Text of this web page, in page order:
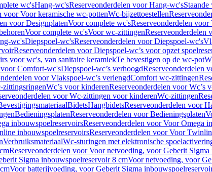
wc'sHang-wc'sReserveonderdelen voor Hang-wc'sStaande
voor Voor keramische wc-pottenWc-bijzettoestellen
voor DesignplatenVoor complete wc'sReserveonderdelen
Voor complete wc'sVoor wc-zittingenReserveonderdelen
wc'sDiepspoel-wc'sReserveonderdelen voor Diepspoel-wc's
Reserveonderdelen voor Diepspoel-wc’s voor opzet
voor wc's, van sanitaire keramiekTe bevestigen op de wc-pot
Comfort-wc'sDiepspoel-wc’s verhoogdReserveonderdelen
voor Vlakspoel-wc’s verlengdComfort wc-zittingen
zittingsringenWc’s voor kinderenReserveonderdelen voor Wc’s
voor Wc-zittingen voor kinderenWc-zittingen
BidetsHangbidetsReserveonderdelen voor
BedieningsplatenReserveonderdelen voor Bedieningsplaten
inbouwspoelreservoirsReserveonderdelen voor Voor Omega
inbouwspoelreservoirsReserveonderdelen voor Voor
VerbruiksmateriaalWc-sturingen met elektronische
Reserveonderdelen voor Voor netvoeding, voor Geberit
Sigma inbouwspoelreservoir 8 cmVoor netvoeding, voor
Voor batterijvoeding, voor Geberit Sigma